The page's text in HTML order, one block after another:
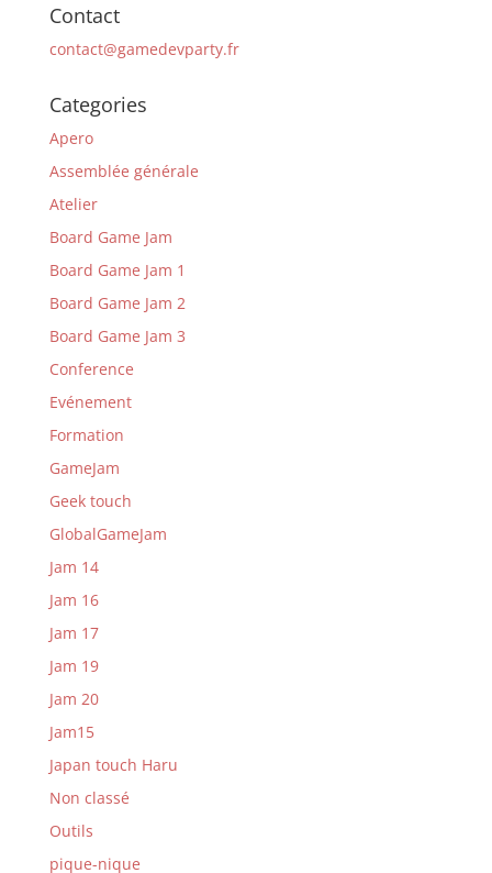
Contact
contact@gamedevparty.fr
Categories
Apero
Assemblée générale
Atelier
Board Game Jam
Board Game Jam 1
Board Game Jam 2
Board Game Jam 3
Conference
Evénement
Formation
GameJam
Geek touch
GlobalGameJam
Jam 14
Jam 16
Jam 17
Jam 19
Jam 20
Jam15
Japan touch Haru
Non classé
Outils
pique-nique